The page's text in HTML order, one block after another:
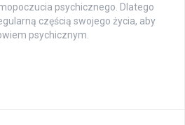
psychicznego. Dlatego
częścią swojego życia, aby
psychicznym.